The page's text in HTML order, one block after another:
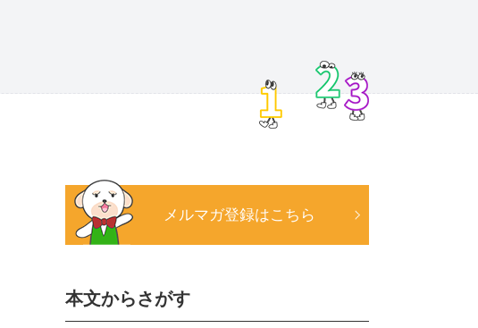
メルマガ登録はこちら
本文からさがす